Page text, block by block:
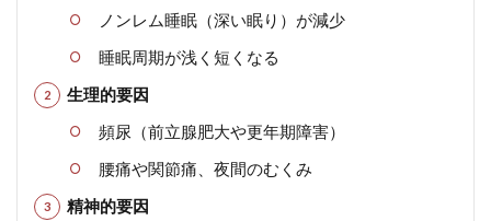
ノンレム睡眠（深い眠り）が減少
睡眠周期が浅く短くなる
生理的要因
頻尿（前立腺肥大や更年期障害）
腰痛や関節痛、夜間のむくみ
精神的要因